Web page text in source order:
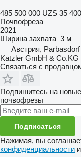
485 500 000 UZS 35
Почвофреза
2021
Ширина захвата 3 м
Австрия, Parbasdorf
Katzler GmbH & Co.KG
Связаться с
Подпишитесь на
почвофрезы
Подписаться
Нажимая, вы
конфиденциальности и